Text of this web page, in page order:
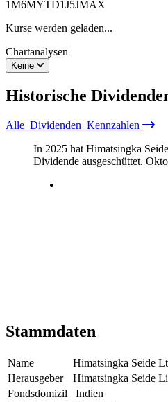
1M6MYTD1J5JMAX
Kurse werden geladen...
Chartanalysen
Keine
Historische
Alle Dividenden Kennzahlen
In 2025 hat Himatsingka
Dividende ausgeschüttet.
Stammdaten
Name
Himatsingka Seide
Herausgeber
Himatsingka Seide
Fondsdomizil
Indien